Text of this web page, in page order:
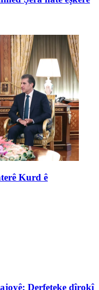
Kurd ê
Derfeteke dîrokî